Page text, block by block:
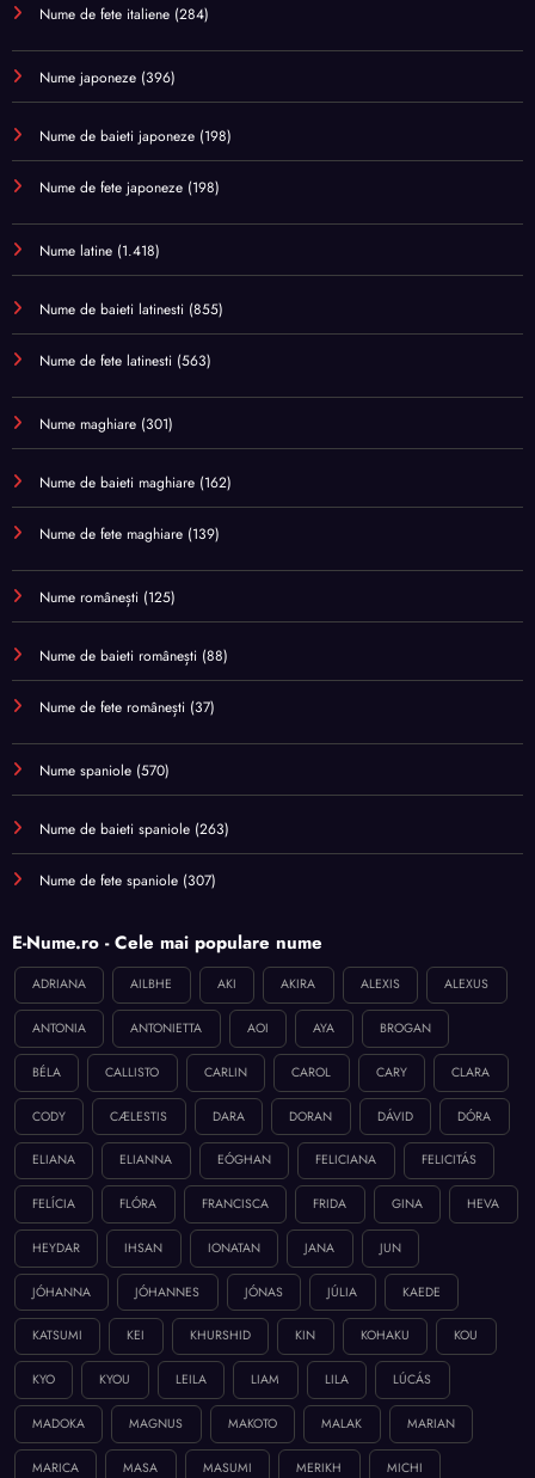
Nume de fete italiene (284)
Nume japoneze (396)
Nume de baieti japoneze (198)
Nume de fete japoneze (198)
Nume latine (1.418)
Nume de baieti latinesti (855)
Nume de fete latinesti (563)
Nume maghiare (301)
Nume de baieti maghiare (162)
Nume de fete maghiare (139)
Nume românești (125)
Nume de baieti românești (88)
Nume de fete românești (37)
Nume spaniole (570)
Nume de baieti spaniole (263)
Nume de fete spaniole (307)
E-Nume.ro - Cele mai populare nume
ADRIANA AILBHE AKI AKIRA ALEXIS ALEXUS
ANTONIA ANTONIETTA AOI AYA BROGAN
BÉLA CALLISTO CARLIN CAROL CARY CLARA
CODY CÆLESTIS DARA DORAN DÁVID DÓRA
ELIANA ELIANNA EÓGHAN FELICIANA FELICITÁS
FELÍCIA FLÓRA FRANCISCA FRIDA GINA HEVA
HEYDAR IHSAN IONATAN JANA JUN
JÓHANNA JÓHANNES JÓNAS JÚLIA KAEDE
KATSUMI KEI KHURSHID KIN KOHAKU KOU
KYO KYOU LEILA LIAM LILA LÚCÁS
MADOKA MAGNUS MAKOTO MALAK MARIAN
MARICA MASA MASUMI MERIKH MICHI